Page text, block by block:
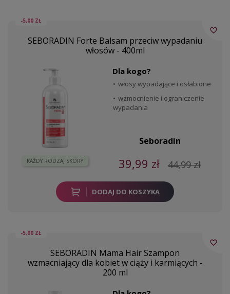
-5,00 ZŁ
SEBORADIN Forte Balsam przeciw wypadaniu
włosów - 400ml
KAŻDY RODZAJ SKÓRY
Dla kogo?
włosy wypadające i osłabione
wzmocnienie i ograniczenie
wypadania
Seboradin
39,99 zł 44,99 zł
DODAJ DO KOSZYKA
favorite_border
-5,00 ZŁ
SEBORADIN Mama Hair Szampon
wzmacniający dla kobiet w ciąży i karmiących -
200 ml
favorite_border